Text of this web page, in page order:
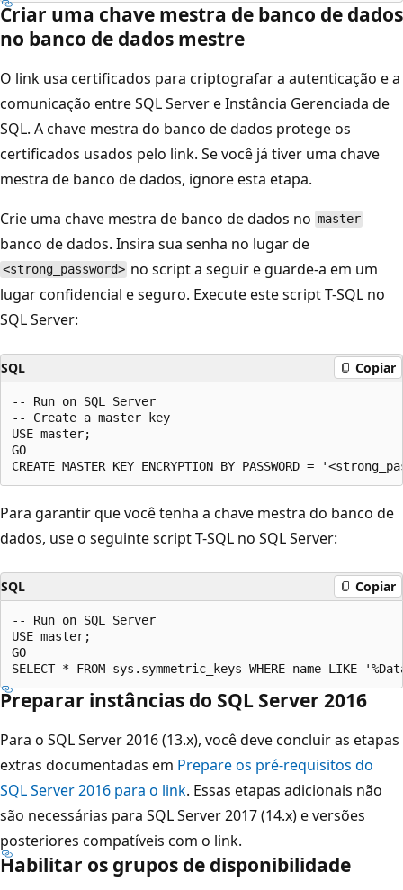
Criar uma chave mestra de banco de dados
no banco de dados mestre
O link usa certificados para criptografar a autenticação e a
comunicação entre SQL Server e Instância Gerenciada de
SQL. A chave mestra do banco de dados protege os
certificados usados pelo link. Se você já tiver uma chave
mestra de banco de dados, ignore esta etapa.
Crie uma chave mestra de banco de dados no master
banco de dados. Insira sua senha no lugar de
<strong_password> no script a seguir e guarde-a em um
lugar confidencial e seguro. Execute este script T-SQL no
SQL Server:
SQL Copiar
-- Run on SQL Server
-- Create a master key
USE master;
GO
Para garantir que você tenha a chave mestra do banco de
dados, use o seguinte script T-SQL no SQL Server:
SQL Copiar
-- Run on SQL Server
USE master;
GO
Preparar instâncias do SQL Server 2016
Para o SQL Server 2016 (13.x), você deve concluir as etapas
extras documentadas em Prepare os pré-requisitos do
SQL Server 2016 para o link. Essas etapas adicionais não
são necessárias para SQL Server 2017 (14.x) e versões
posteriores compatíveis com o link.
Habilitar os grupos de disponibilidade